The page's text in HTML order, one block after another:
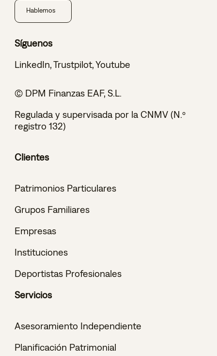
Hablemos
Síguenos
LinkedIn,Trustpilot,Youtube
© DPM Finanzas EAF, S.L.
Regulada y supervisada por la CNMV (N.º
registro 132)
Clientes
Patrimonios Particulares
Grupos Familiares
Empresas
Instituciones
Deportistas Profesionales
Servicios
Asesoramiento Independiente
Planificación Patrimonial